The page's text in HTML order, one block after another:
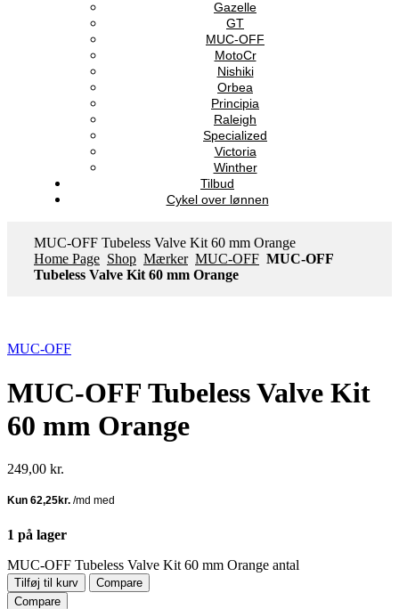
Gazelle
GT
MUC-OFF
MotoCr
Nishiki
Orbea
Principia
Raleigh
Specialized
Victoria
Winther
Tilbud
Cykel over lønnen
MUC-OFF Tubeless Valve Kit 60 mm Orange
Home Page Shop Mærker MUC-OFF MUC-OFF
Tubeless Valve Kit 60 mm Orange
MUC-OFF
MUC-OFF Tubeless Valve Kit
60 mm Orange
249,00 kr.
1 på lager
MUC-OFF Tubeless Valve Kit 60 mm Orange antal
Tilføj til kurv
Compare
Compare